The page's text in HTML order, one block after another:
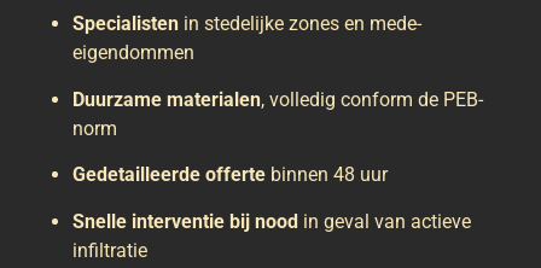
Specialisten in stedelijke zones en mede-
eigendommen
Duurzame materialen, volledig conform de PEB-
norm
Gedetailleerde offerte binnen 48 uur
Snelle interventie bij nood in geval van actieve
infiltratie